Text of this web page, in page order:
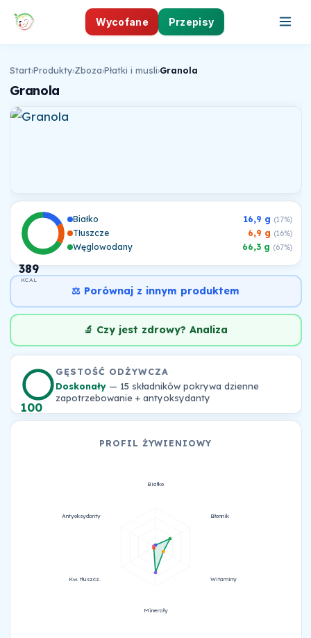
Wycofane Przepisy
Start›Produkty›Zboza›Płatki i musli›Granola
Granola
389
KCAL
Białko 16,9 g (17%)
Tłuszcze 6,9 g (16%)
Węglowodany 66,3 g (67%)
⚖️ Porównaj z innym produktem
🔬 Czy jest zdrowy? Analiza
100
GĘSTOŚĆ ODŻYWCZA
Doskonały— 15 składników pokrywa dzienne
zapotrzebowanie + antyoksydanty
PROFIL ŻYWIENIOWY
Białko
Błonnik
Witaminy
Minerały
Kw. tłuszcz.
Antyoksydanty